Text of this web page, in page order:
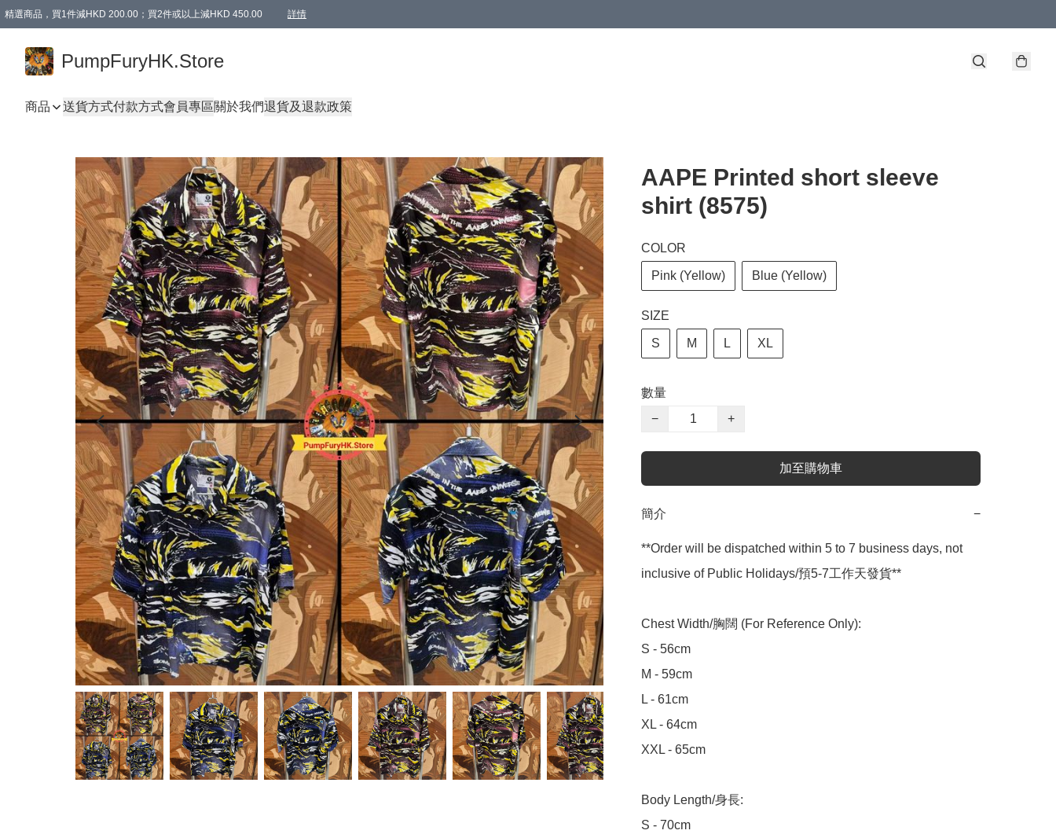
精選商品，買1件減HKD 200.00；買2件或以上減HKD 450.00 詳情
PumpFuryHK.Store
商品 送貨方式付款方式會員專區關於我們退貨及退款政策
AAPE Printed short sleeve
shirt (8575)
COLOR
Pink (Yellow) Blue (Yellow)
SIZE
S M L XL
數量
−
+
加至購物車
簡介 −
**Order will be dispatched within 5 to 7 business days, not
inclusive of Public Holidays/預5-7工作天發貨**
Chest Width/胸闊 (For Reference Only):
S - 56cm
M - 59cm
L - 61cm
XL - 64cm
XXL - 65cm
Body Length/身長:
S - 70cm